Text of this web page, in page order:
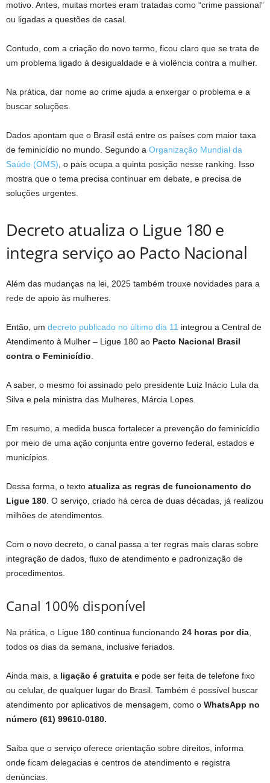
motivo. Antes, muitas mortes eram tratadas como “crime passional”
ou ligadas a questões de casal.
Contudo, com a criação do novo termo, ficou claro que se trata de
um problema ligado à desigualdade e à violência contra a mulher.
Na prática, dar nome ao crime ajuda a enxergar o problema e a
buscar soluções.
Dados apontam que o Brasil está entre os países com maior taxa
de feminicídio no mundo. Segundo a Organização Mundial da
Saúde (OMS), o país ocupa a quinta posição nesse ranking. Isso
mostra que o tema precisa continuar em debate, e precisa de
soluções urgentes.
Decreto atualiza o Ligue 180 e
integra serviço ao Pacto Nacional
Além das mudanças na lei, 2025 também trouxe novidades para a
rede de apoio às mulheres.
Então, um decreto publicado no último dia 11 integrou a Central de
Atendimento à Mulher – Ligue 180 ao Pacto Nacional Brasil
contra o Feminicídio.
A saber, o mesmo foi assinado pelo presidente Luiz Inácio Lula da
Silva e pela ministra das Mulheres, Márcia Lopes.
Em resumo, a medida busca fortalecer a prevenção do feminicídio
por meio de uma ação conjunta entre governo federal, estados e
municípios.
Dessa forma, o texto atualiza as regras de funcionamento do
Ligue 180. O serviço, criado há cerca de duas décadas, já realizou
milhões de atendimentos.
Com o novo decreto, o canal passa a ter regras mais claras sobre
integração de dados, fluxo de atendimento e padronização de
procedimentos.
Canal 100% disponível
Na prática, o Ligue 180 continua funcionando 24 horas por dia,
todos os dias da semana, inclusive feriados.
Ainda mais, a ligação é gratuita e pode ser feita de telefone fixo
ou celular, de qualquer lugar do Brasil. Também é possível buscar
atendimento por aplicativos de mensagem, como o WhatsApp no
número (61) 99610-0180.
Saiba que o serviço oferece orientação sobre direitos, informa
onde ficam delegacias e centros de atendimento e registra
denúncias.